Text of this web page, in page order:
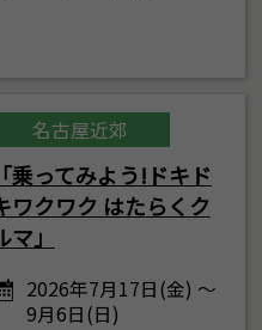
名古屋近郊
「乗ってみよう!ドキド
ワクワク はたらくク
マ」
2026年7月17日(金) ～
9月6日(日)